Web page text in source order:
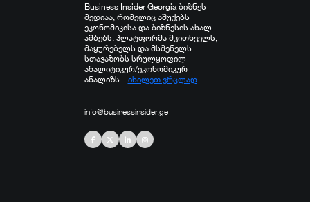
Business Insider Georgia ბიზნეს
მედიაა, რომელიც აშუქებს
ეკონომიკისა და ბიზნესის ახალ
ამბებს. პლატფორმა მკითხველს,
მაყურებელს და მსმენელს
სთავაზობს სრულყოფილ
ანალიტიკურ/ეკონომიკურ
ანალიზს... იხილეთ ვრცლად
info@businessinsider.ge